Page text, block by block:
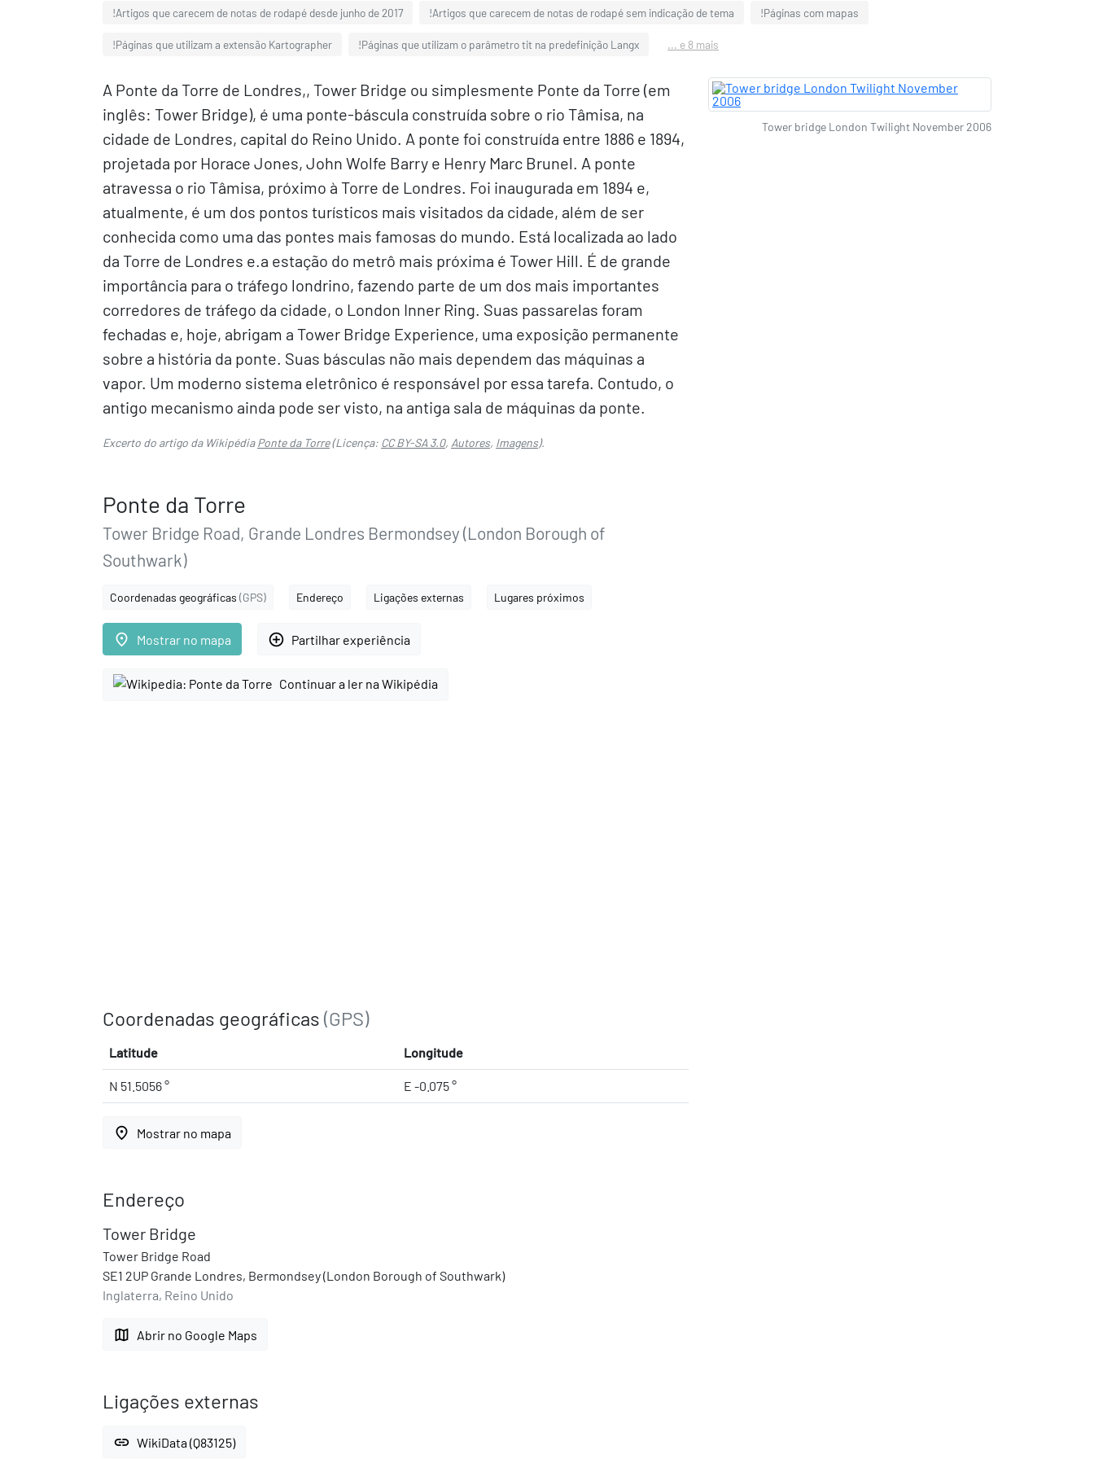
!Artigos que carecem de notas de rodapé desde junho de 2017 !Artigos que carecem de notas de rodapé sem indicação de tema !Páginas com mapas
!Páginas que utilizam a extensão Kartographer !Páginas que utilizam o parâmetro tit na predefinição Langx ... e 8 mais
A Ponte da Torre de Londres,, Tower Bridge ou simplesmente Ponte da Torre (em
inglês: Tower Bridge), é uma ponte-báscula construída sobre o rio Tâmisa, na
cidade de Londres, capital do Reino Unido. A ponte foi construída entre 1886 e 1894,
projetada por Horace Jones, John Wolfe Barry e Henry Marc Brunel. A ponte
atravessa o rio Tâmisa, próximo à Torre de Londres. Foi inaugurada em 1894 e,
atualmente, é um dos pontos turísticos mais visitados da cidade, além de ser
conhecida como uma das pontes mais famosas do mundo. Está localizada ao lado
da Torre de Londres e.a estação do metrô mais próxima é Tower Hill. É de grande
importância para o tráfego londrino, fazendo parte de um dos mais importantes
corredores de tráfego da cidade, o London Inner Ring. Suas passarelas foram
fechadas e, hoje, abrigam a Tower Bridge Experience, uma exposição permanente
sobre a história da ponte. Suas básculas não mais dependem das máquinas a
vapor. Um moderno sistema eletrônico é responsável por essa tarefa. Contudo, o
antigo mecanismo ainda pode ser visto, na antiga sala de máquinas da ponte.
Excerto do artigo da WikipédiaPonte da Torre(Licença: CC BY-SA 3.0, Autores, Imagens).
Ponte da Torre
Tower Bridge Road, Grande Londres Bermondsey (London Borough of
Southwark)
Coordenadas geográficas (GPS) Endereço Ligações externas Lugares próximos
place Mostrar no mapa add_circle_outline Partilhar experiência
Continuar a ler na Wikipédia
Coordenadas geográficas (GPS)
Latitude Longitude
N 51.5056 ° E -0.075 °
place Mostrar no mapa
Endereço
Tower Bridge
Tower Bridge Road
SE1 2UP Grande Londres, Bermondsey (London Borough of Southwark)
Inglaterra, Reino Unido
map Abrir no Google Maps
Ligações externas
link WikiData (Q83125)
Tower bridge London Twilight November 2006